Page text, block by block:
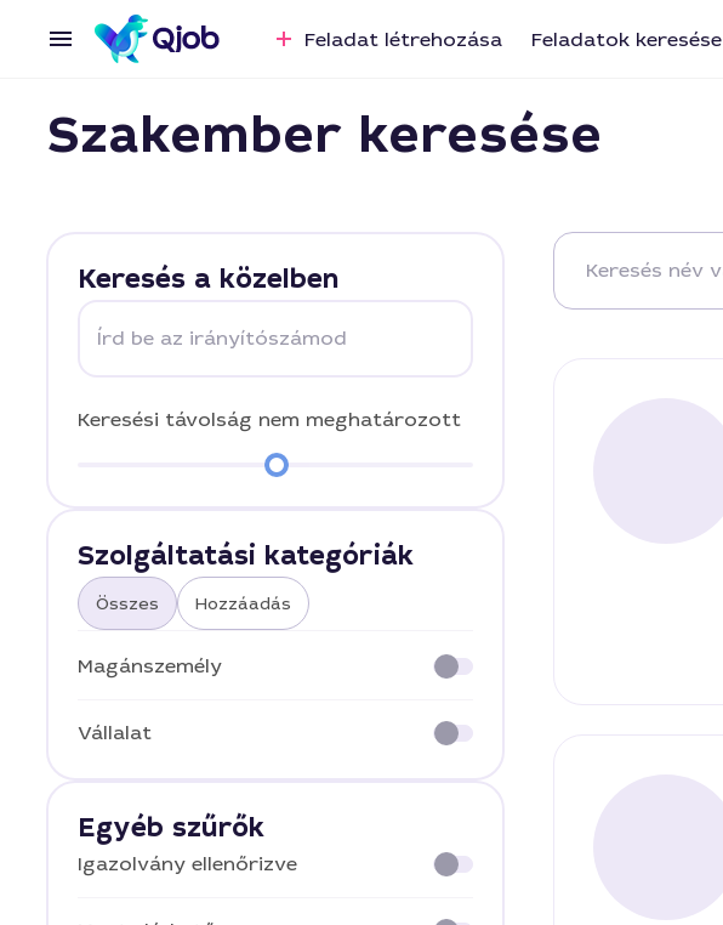
Feladat létrehozása Feladatok keresése
Szakember keresése
Keresés a közelben
Írd be az irányítószámod
Keresési távolság nem meghatározott
Szolgáltatási kategóriák
Összes Hozzáadás
Magánszemély
Vállalat
Egyéb szűrők
Igazolvány ellenőrizve